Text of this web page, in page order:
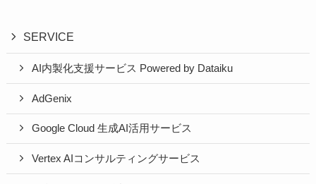
SERVICE
AI内製化支援サービス Powered by Dataiku
AdGenix
Google Cloud 生成AI活用サービス
Vertex AIコンサルティングサービス